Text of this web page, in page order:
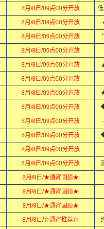
8月/8日/09点00分开放
8月/8日/09点00分开放
8月/8日/09点00分开放
8月/8日/09点00分开放
8月/8日/09点00分开放
8月/8日/09点00分开放
8月/8日/09点00分开放
8月/8日/09点00分开放
8月/8日/09点00分开放
8月/8日/09点00分开放
8月/8日/09点00分开放
8月/8日/09点00分开放
8月/8日/★通宵固顶★
8月/8日/★通宵固顶★
8月/8日/★通宵固顶★
8月/8日/☆通宵推荐☆